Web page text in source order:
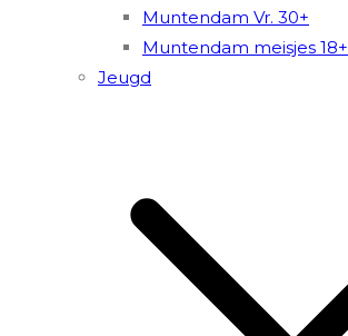
Muntendam Vr. 30+
Muntendam meisjes 18+
Jeugd